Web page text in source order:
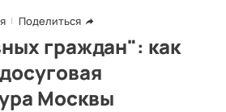
Поделиться
граждан": как
Москвы